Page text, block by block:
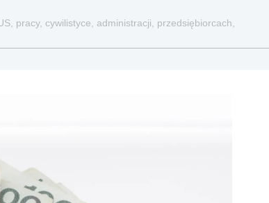
pracy, cywilistyce, administracji, przedsiębiorcach,